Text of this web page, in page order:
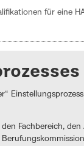
für eine
Fachbereich,